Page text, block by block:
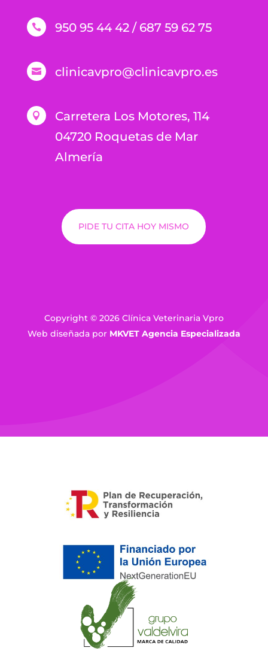
 950 95 44 42 / 687 59 62 75
 clinicavpro@clinicavpro.es

Carretera Los Motores, 114
04720 Roquetas de Mar
Almería
PIDE TU CITA HOY MISMO
Copyright © 2026 Clínica Veterinaria Vpro
Web diseñada por MKVET Agencia Especializada